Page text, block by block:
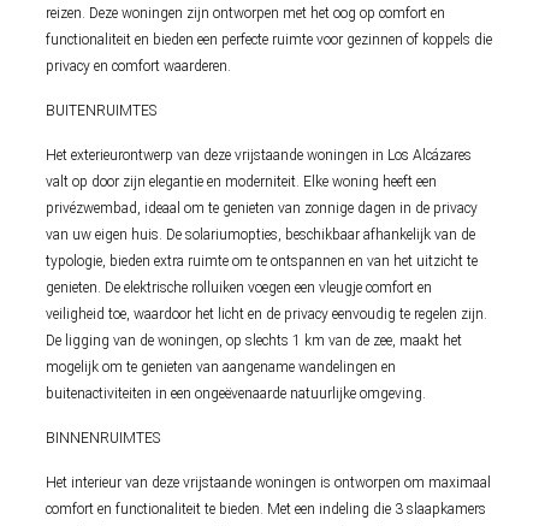
reizen. Deze woningen zijn ontworpen met het oog op comfort en
functionaliteit en bieden een perfecte ruimte voor gezinnen of koppels die
privacy en comfort waarderen.
BUITENRUIMTES
Het exterieurontwerp van deze vrijstaande woningen in Los Alcázares
valt op door zijn elegantie en moderniteit. Elke woning heeft een
privézwembad, ideaal om te genieten van zonnige dagen in de privacy
van uw eigen huis. De solariumopties, beschikbaar afhankelijk van de
typologie, bieden extra ruimte om te ontspannen en van het uitzicht te
genieten. De elektrische rolluiken voegen een vleugje comfort en
veiligheid toe, waardoor het licht en de privacy eenvoudig te regelen zijn.
De ligging van de woningen, op slechts 1 km van de zee, maakt het
mogelijk om te genieten van aangename wandelingen en
buitenactiviteiten in een ongeëvenaarde natuurlijke omgeving.
BINNENRUIMTES
Het interieur van deze vrijstaande woningen is ontworpen om maximaal
comfort en functionaliteit te bieden. Met een indeling die 3 slaapkamers